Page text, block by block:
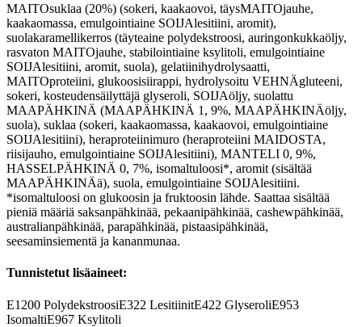
MAITOsuklaa (20%) (sokeri, kaakaovoi, täysMAITOjauhe,
kaakaomassa, emulgointiaine SOIJAlesitiini, aromit),
suolakaramellikerros (täyteaine polydekstroosi, auringonkukkaöljy,
rasvaton MAITOjauhe, stabilointiaine ksylitoli, emulgointiaine
SOIJAlesitiini, aromit, suola), gelatiinihydrolysaatti,
MAITOproteiini, glukoosisiirappi, hydrolysoitu VEHNÄgluteeni,
sokeri, kosteudensäilyttäjä glyseroli, SOIJAöljy, suolattu
MAAPÄHKINÄ (MAAPÄHKINÄ 1, 9%, MAAPÄHKINÄöljy,
suola), suklaa (sokeri, kaakaomassa, kaakaovoi, emulgointiaine
SOIJAlesitiini), heraproteiinimuro (heraproteiini MAIDOSTA,
riisijauho, emulgointiaine SOIJAlesitiini), MANTELI 0, 9%,
HASSELPÄHKINÄ 0, 7%, isomaltuloosi*, aromit (sisältää
MAAPÄHKINÄä), suola, emulgointiaine SOIJAlesitiini.
*isomaltuloosi on glukoosin ja fruktoosin lähde. Saattaa sisältää
pieniä määriä saksanpähkinää, pekaanipähkinää, cashewpähkinää,
australianpähkinää, parapähkinää, pistaasipähkinää,
seesaminsiementä ja kananmunaa.
Tunnistetut lisäaineet:
E1200 PolydekstroosiE322 LesitiinitE422 GlyseroliE953
IsomaltiE967 Ksylitoli